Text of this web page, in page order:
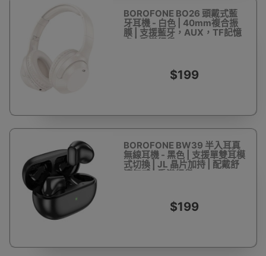
BOROFONE BO26 頭戴式藍
牙耳機 - 白色 | 40mm複合振
膜 | 支援藍牙，AUX，TF記憶
卡 | 香港行貨
$199
BOROFONE BW39 半入耳真
無線耳機 - 黑色 | 支援單雙耳模
式切換 | JL 晶片加持 | 配戴舒
適無感 | 香港行貨
$199